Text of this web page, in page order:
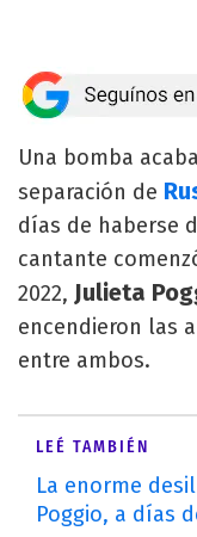
Una bomba
separación de
días de haberse
cantante
2022, Julieta
encendieron las
entre ambos.
LEÉ TAMBIÉN
La enorme
Poggio, a días